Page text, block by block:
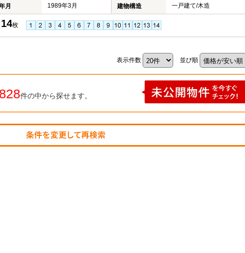
月 1989年3月 建物構造 一戸建て/木造
14枚
表示件数 並び順
828件の中から探せます。